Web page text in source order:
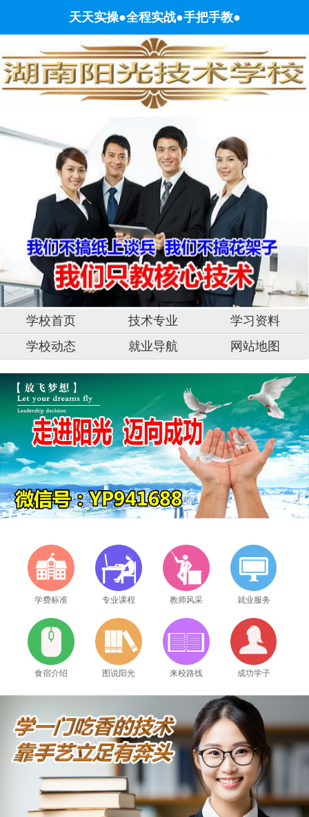
电工培训学校,水电工培训班,电工证培训学校,长沙电工培训学校,PLC编程培训,PLC
天天实操●全程实战●手把手教●
学校首页 技术专业
学习资料
学校动态
就业导航 网站地图
学费标准 专业课程 教师风采 就业服务
食宿介绍 图说阳光 来校路线 成功学子